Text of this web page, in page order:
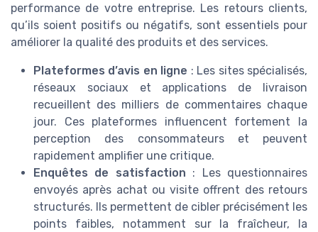
performance de votre entreprise. Les retours clients,
qu’ils soient positifs ou négatifs, sont essentiels pour
améliorer la qualité des produits et des services.
Plateformes d’avis en ligne : Les sites spécialisés,
réseaux sociaux et applications de livraison
recueillent des milliers de commentaires chaque
jour. Ces plateformes influencent fortement la
perception des consommateurs et peuvent
rapidement amplifier une critique.
Enquêtes de satisfaction : Les questionnaires
envoyés après achat ou visite offrent des retours
structurés. Ils permettent de cibler précisément les
points faibles, notamment sur la fraîcheur, la